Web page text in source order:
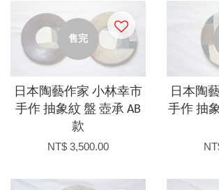
售完
日本陶藝作家 小林幸市
手作 抽象紋 盤 壺承 AB
款
NT$ 3,500.00
日本陶
手作 抽